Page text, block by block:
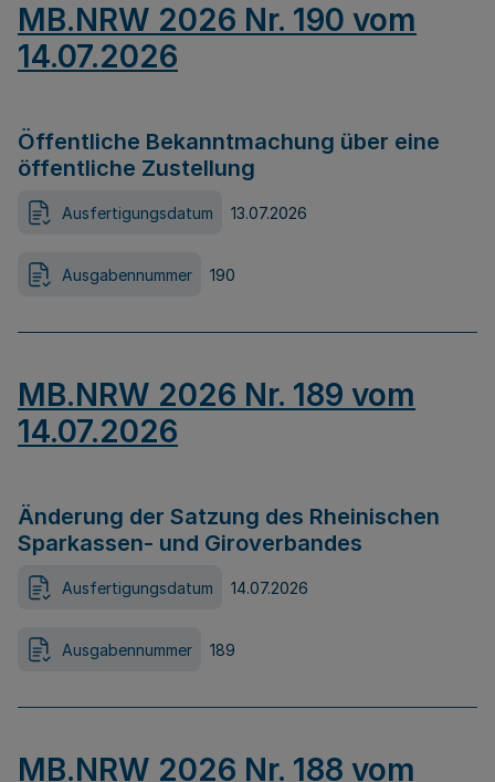
MB.NRW 2026 Nr. 190 vom
14.07.2026
Öffentliche Bekanntmachung über eine
öffentliche Zustellung
Ausfertigungsdatum 13.07.2026
Ausgabennummer 190
MB.NRW 2026 Nr. 189 vom
14.07.2026
Änderung der Satzung des Rheinischen
Sparkassen- und Giroverbandes
Ausfertigungsdatum 14.07.2026
Ausgabennummer 189
MB.NRW 2026 Nr. 188 vom